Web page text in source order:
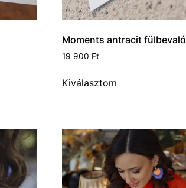
Moments antracit fülbevaló
19 900 Ft
Kiválasztom